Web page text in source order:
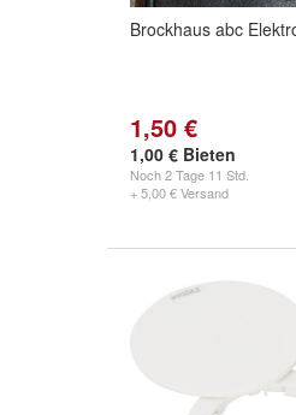
Brockhaus abc
1,50 €
1,00 € Bieten
Noch2 Tage 11 Std.
+ 5,00 € Versand